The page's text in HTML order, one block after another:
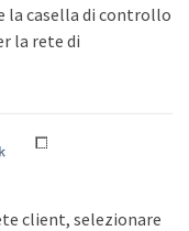
la casella di controllo
la rete di
client, selezionare